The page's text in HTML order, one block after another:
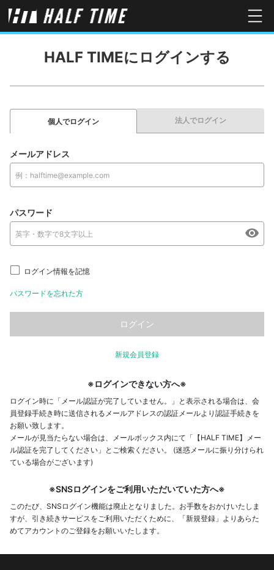
HALF TIMEにログインする
個人でログイン 法人でログイン
メールアドレス
パスワード
ログイン情報を記憶
パスワードを忘れた方
新規会員登録
※ログインできない方へ※
ログイン時に「メール認証が完了していません。」と表示される場合は、会
員登録手続き時に送信されるメールアドレスの認証メールより認証手続きを
お願い致します。
メールが見当たらない場合は、メールボックス内にて「【HALF TIME】メー
ル認証を完了してください」とご検索ください。 (迷惑メールに振り分けられ
ている場合がございます)
※SNSログインをご利用いただいていた方へ※
このたび、SNSログイン機能は廃止となりました。お手数をおかけいたしま
すが、引き続きサービスをご利用いただくために、「新規登録」よりあらた
めてアカウントのご登録をお願いいたします。